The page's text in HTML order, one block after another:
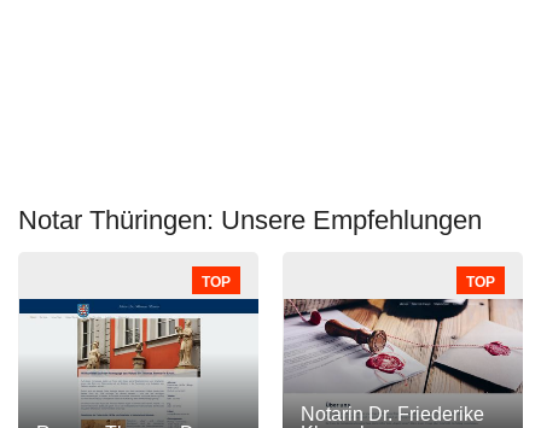
Notar Thüringen: Unsere Empfehlungen
TOP TOP
Notarin Dr. Friederike